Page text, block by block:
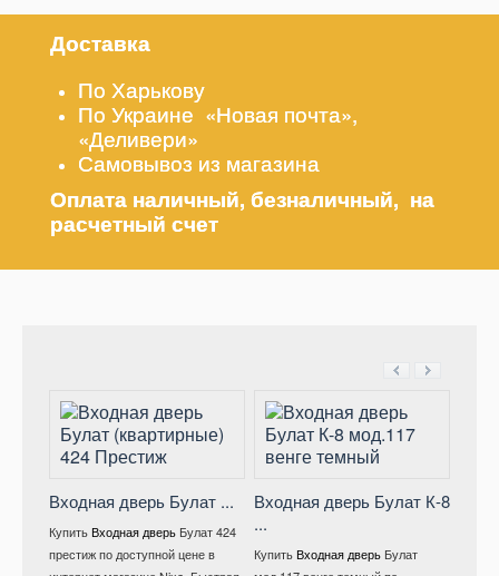
Доставка
По Харькову
По Украине «Новая почта»,
«Деливери»
Самовывоз из магазина
Оплата наличный, безналичный, на
расчетный счет
Входная дверь Булат ...
Купить Входная дверьБулат 424
престиж по доступной цене в
Входная дверь Булат К-8
...
Купить Входная дверьБулат